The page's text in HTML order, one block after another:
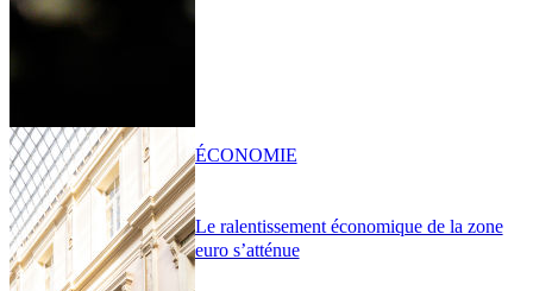
Le ralentissement économique de la zone
euro s’atténue
ÉCONOMIE